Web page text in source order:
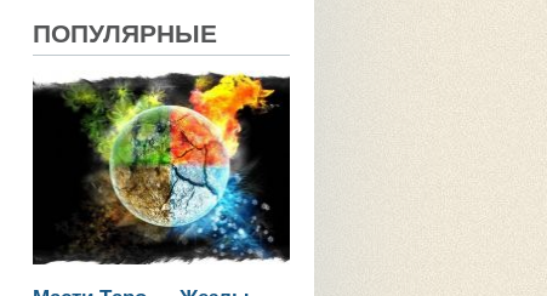
ПОПУЛЯРНЫЕ